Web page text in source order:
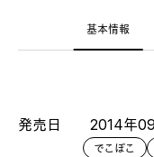
基本情報
発売日 2014年
でこぼこ